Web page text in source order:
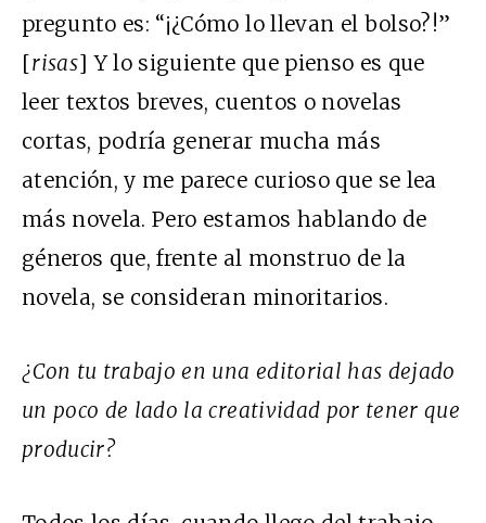
pregunto es: “¡¿Cómo lo llevan el bolso?!”
[risas] Y lo siguiente que pienso es que
leer textos breves, cuentos o novelas
cortas, podría generar mucha más
atención, y me parece curioso que se lea
más novela. Pero estamos hablando de
géneros que, frente al monstruo de la
novela, se consideran minoritarios.
¿Con tu trabajo en una editorial has dejado
un poco de lado la creatividad por tener que
producir?